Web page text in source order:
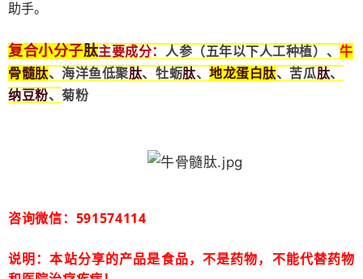
助手。
复合小分子肽主要成分： 人参（五年以下人工种植）、牛
骨髓肽、海洋鱼低聚肽、牡蛎肽、地龙蛋白肽、苦瓜肽、
纳豆粉、菊粉
咨询微信：591574114
说明：本站分享的产品是食品，不是药物，不能代替药物